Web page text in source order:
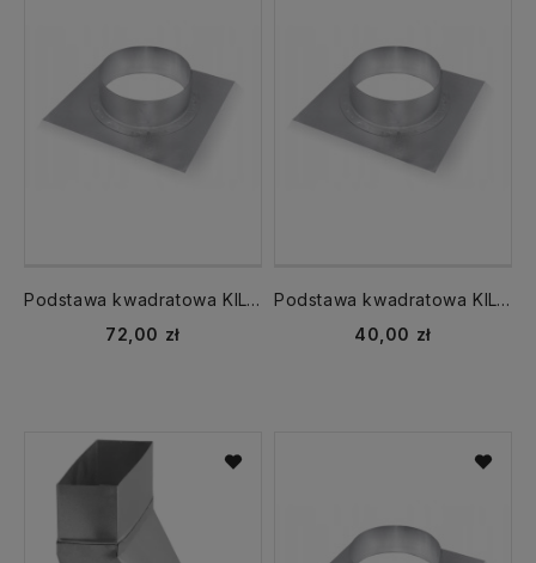
Podstawa kwadratowa KIL-250 z króćcem okrągłym ocynkowana
72,00 zł
Podstawa kwadratowa KIL-100 z króćcem okrągłym ocynkowana
40,00 zł